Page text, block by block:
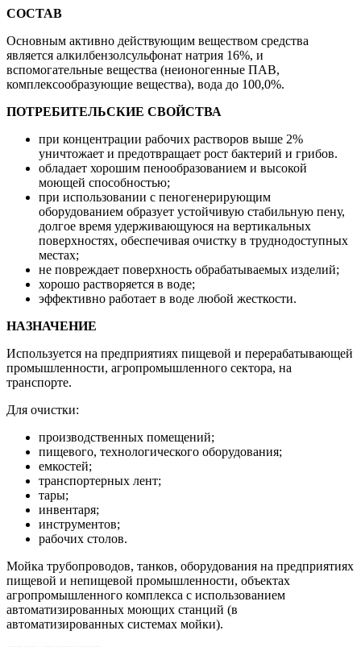
СОСТАВ
Основным активно действующим веществом средства
является алкилбензолсульфонат натрия 16%, и
вспомогательные вещества (неионогенные ПАВ,
комплексообразующие вещества), вода до 100,0%.
ПОТРЕБИТЕЛЬСКИЕ СВОЙСТВА
при концентрации рабочих растворов выше 2%
уничтожает и предотвращает рост бактерий и грибов.
обладает хорошим пенообразованием и высокой
моющей способностью;
при использовании с пеногенерирующим
оборудованием образует устойчивую стабильную пену,
долгое время удерживающуюся на вертикальных
поверхностях, обеспечивая очистку в труднодоступных
местах;
не повреждает поверхность обрабатываемых изделий;
хорошо растворяется в воде;
эффективно работает в воде любой жесткости.
НАЗНАЧЕНИЕ
Используется на предприятиях пищевой и перерабатывающей
промышленности, агропромышленного сектора, на
транспорте.
Для очистки:
производственных помещений;
пищевого, технологического оборудования;
емкостей;
транспортерных лент;
тары;
инвентаря;
инструментов;
рабочих столов.
Мойка трубопроводов, танков, оборудования на предприятиях
пищевой и непищевой промышленности, объектах
агропромышленного комплекса с использованием
автоматизированных моющих станций (в
автоматизированных системах мойки).